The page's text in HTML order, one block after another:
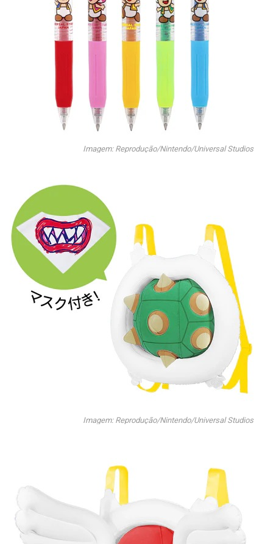
Imagem: Reprodução/Nintendo/Universal Studios
Imagem: Reprodução/Nintendo/Universal Studios